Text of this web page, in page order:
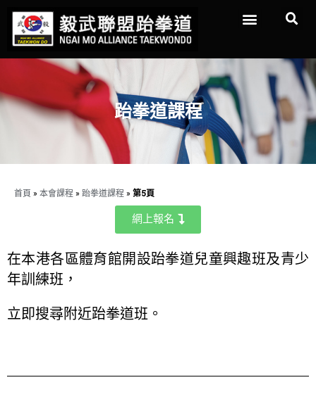
跆拳道課程
首頁 »本會課程 »跆拳道課程 »第5頁
網上報名
在本港各區體育館開設跆拳道兒童興趣班及青少
年訓練班，
立即搜尋附近跆拳道班。